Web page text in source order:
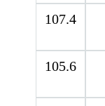
107.4
105.6